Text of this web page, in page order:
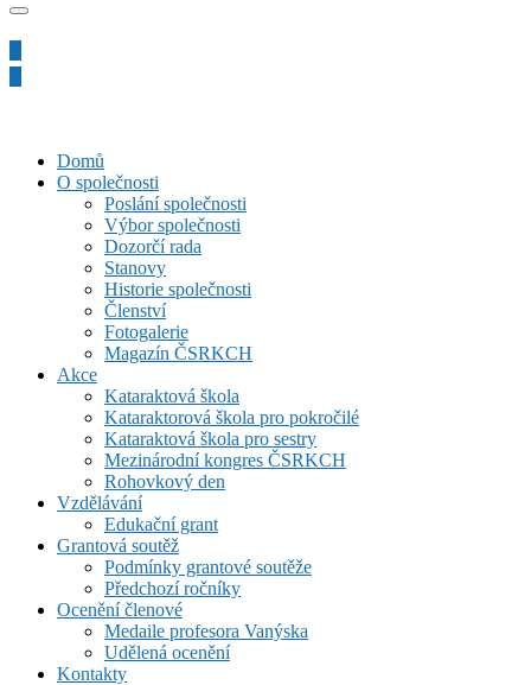
Domů
O společnosti
Poslání společnosti
Výbor společnosti
Dozorčí rada
Stanovy
Historie společnosti
Členství
Fotogalerie
Magazín ČSRKCH
Akce
Kataraktová škola
Kataraktorová škola pro pokročilé
Kataraktová škola pro sestry
Mezinárodní kongres ČSRKCH
Rohovkový den
Vzdělávání
Edukační grant
Grantová soutěž
Podmínky grantové soutěže
Předchozí ročníky
Ocenění členové
Medaile profesora Vanýska
Udělená ocenění
Kontakty